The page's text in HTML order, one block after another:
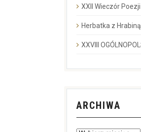
XXII Wieczór
Herbatka z Hrabiną
XXVIII
ARCHIWA